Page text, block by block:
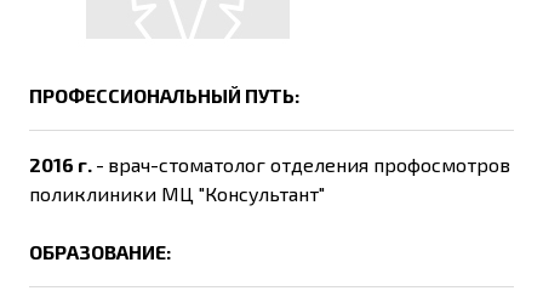
ПРОФЕССИОНАЛЬНЫЙ ПУТЬ:
2016 г. - врач-стоматолог отделения профосмотров
поликлиники МЦ "Консультант"
ОБРАЗОВАНИЕ: